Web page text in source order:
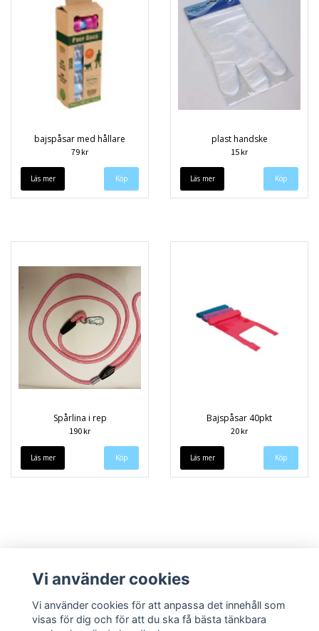
bajspåsar med hållare
79 kr
Läs mer
plast handske
15 kr
Läs mer
Spårlina i rep
190 kr
Läs mer Köp
Bajspåsar 40pkt
20 kr
Läs mer
Vi använder cookies
Vi använder cookies för att anpassa det innehåll som
visas för dig och för att du ska få bästa tänkbara